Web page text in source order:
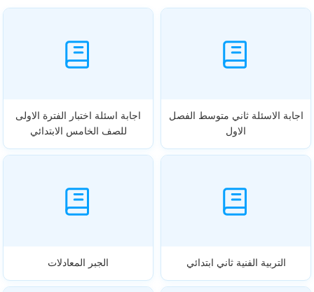
اجابة الاسئلة ثاني متوسط الفصل
الاول
اجابة اسئلة اختبار الفترة الاولى
للصف الخامس الابتدائي
التربية الفنية ثاني ابتدائي الجبر المعادلات